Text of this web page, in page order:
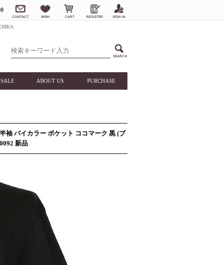
SALE ABOUT US PURCHASE
袖 バイカラー ポケット ココマーク 黒 (ブ
新品